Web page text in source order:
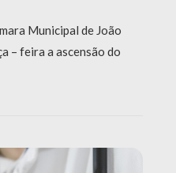
Municipal de João
– feira a ascensão do